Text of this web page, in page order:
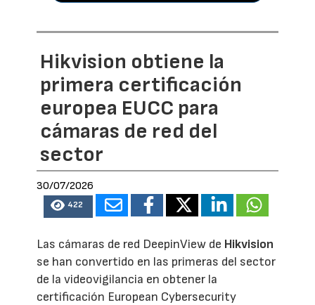
Hikvision obtiene la
primera certificación
europea EUCC para
cámaras de red del
sector
30/07/2026
422
Las cámaras de red DeepinView de Hikvision
se han convertido en las primeras del sector
de la videovigilancia en obtener la
certificación European Cybersecurity